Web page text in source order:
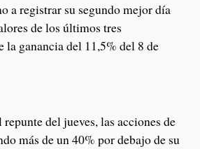
a registrar su segundo mejor día
de los últimos tres
la ganancia del 11,5% del 8 de
del jueves, las acciones de
más de un 40% por debajo de su